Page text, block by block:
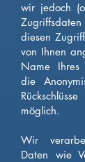
wir jedoch
diesen
von Ihnen
Name Ihres
die
möglich.
Wir
Daten wie